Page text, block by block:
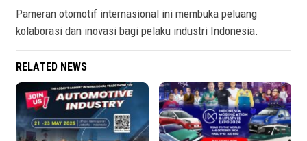
Pameran otomotif internasional ini membuka peluang
kolaborasi dan inovasi bagi pelaku industri Indonesia.
RELATED NEWS